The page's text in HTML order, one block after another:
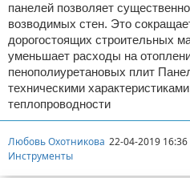
панелей позволяет
возводимых стен. Это
дорогостоящих строительных
уменьшает расходы на
пенополиуретановых плит
техническими
теплопроводности
Любовь Охотникова 22-04-2019 16:36
Инструменты